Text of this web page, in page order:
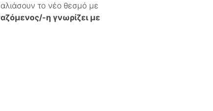
το νέο θεσμό με
η γνωρίζει με